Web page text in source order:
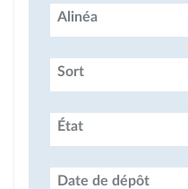
Alinéa
Sort
État
Date de dépôt